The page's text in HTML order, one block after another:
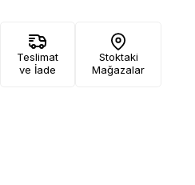
Teslimat
ve İade
Stoktaki
Mağazalar